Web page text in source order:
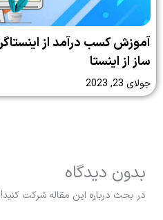
ساز از اینستا
جولای 23, 2023
بدون دیدگاه
در بحث درباره این مقاله شرکت کنید!